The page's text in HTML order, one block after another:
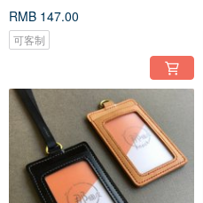
RMB 147.00
可客制